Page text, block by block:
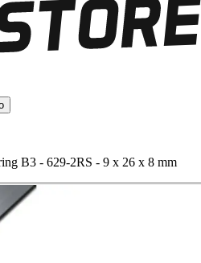
B3 - 629-2RS - 9 x 26 x 8 mm